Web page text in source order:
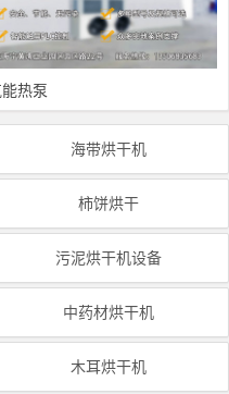
海带烘干机
柿饼烘干
污泥烘干机设备
中药材烘干机
木耳烘干机